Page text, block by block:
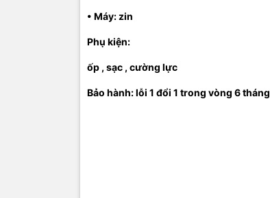
• Máy: zin
Phụ kiện:
ốp , sạc , cường lực
Bảo hành: lỗi 1 đổi 1 trong vòng 6 tháng